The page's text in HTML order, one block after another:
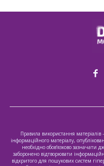
Правила використання
інформаційного матеріалу,
необхідно обов’язково зазначати
заборонено відтворювати
відкритого для пошукових систем